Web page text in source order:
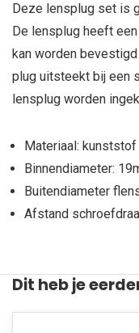
Deze lensplug set is
De lensplug heeft
kan worden bevestigd
plug uitsteekt bij een
lensplug worden
Materiaal: kunststof
Binnendiameter:
Buitendiameter
Afstand
Dit heb je